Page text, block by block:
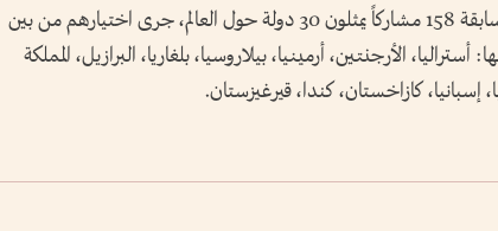
وتستقطب النسخة الحالية للمسابقة 158 مشاركاً يمثلون 30 دولة حول العالم، جرى اختيارهم من بين
35 دولة، ومنها: أستراليا، الأرجنتين، أرمينيا، بيلاروسيا، بلغاريا، البرازيل، المملكة
إسبانيا، كازاخستان، كندا، قيرغيزستان.